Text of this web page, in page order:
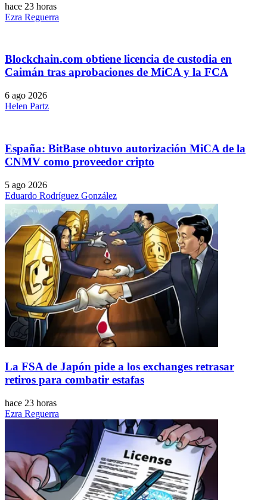
hace 23 horas
Ezra Reguerra
Blockchain.com obtiene licencia de custodia en
Caimán tras aprobaciones de MiCA y la FCA
6 ago 2026
Helen Partz
España: BitBase obtuvo autorización MiCA de la
CNMV como proveedor cripto
5 ago 2026
Eduardo Rodríguez González
La FSA de Japón pide a los exchanges retrasar
retiros para combatir estafas
hace 23 horas
Ezra Reguerra